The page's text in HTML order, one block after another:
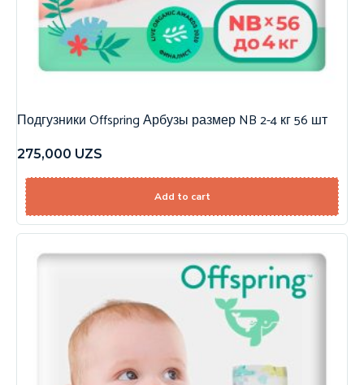
Подгузники Offspring Арбузы размер NB 2-4 кг 56 шт
275,000 UZS
Add to cart